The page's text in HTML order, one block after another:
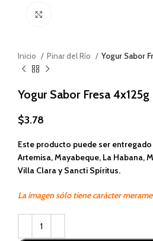
Inicio Pinar del Río Yogur Sabor
Yogur Sabor Fresa 4x125g
$3.78
Este producto puede ser entregado
Artemisa, Mayabeque, La Habana,
Villa Clara y Sancti Spíritus.
La imagen sólo tiene carácter